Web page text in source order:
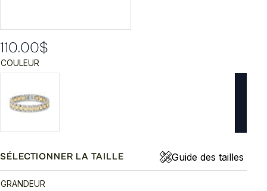
110.00$
COULEUR
SÉLECTIONNER LA TAILLE Guide des tailles
GRANDEUR